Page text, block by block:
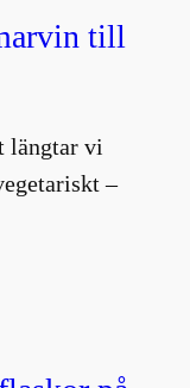
till
längtar vi
–